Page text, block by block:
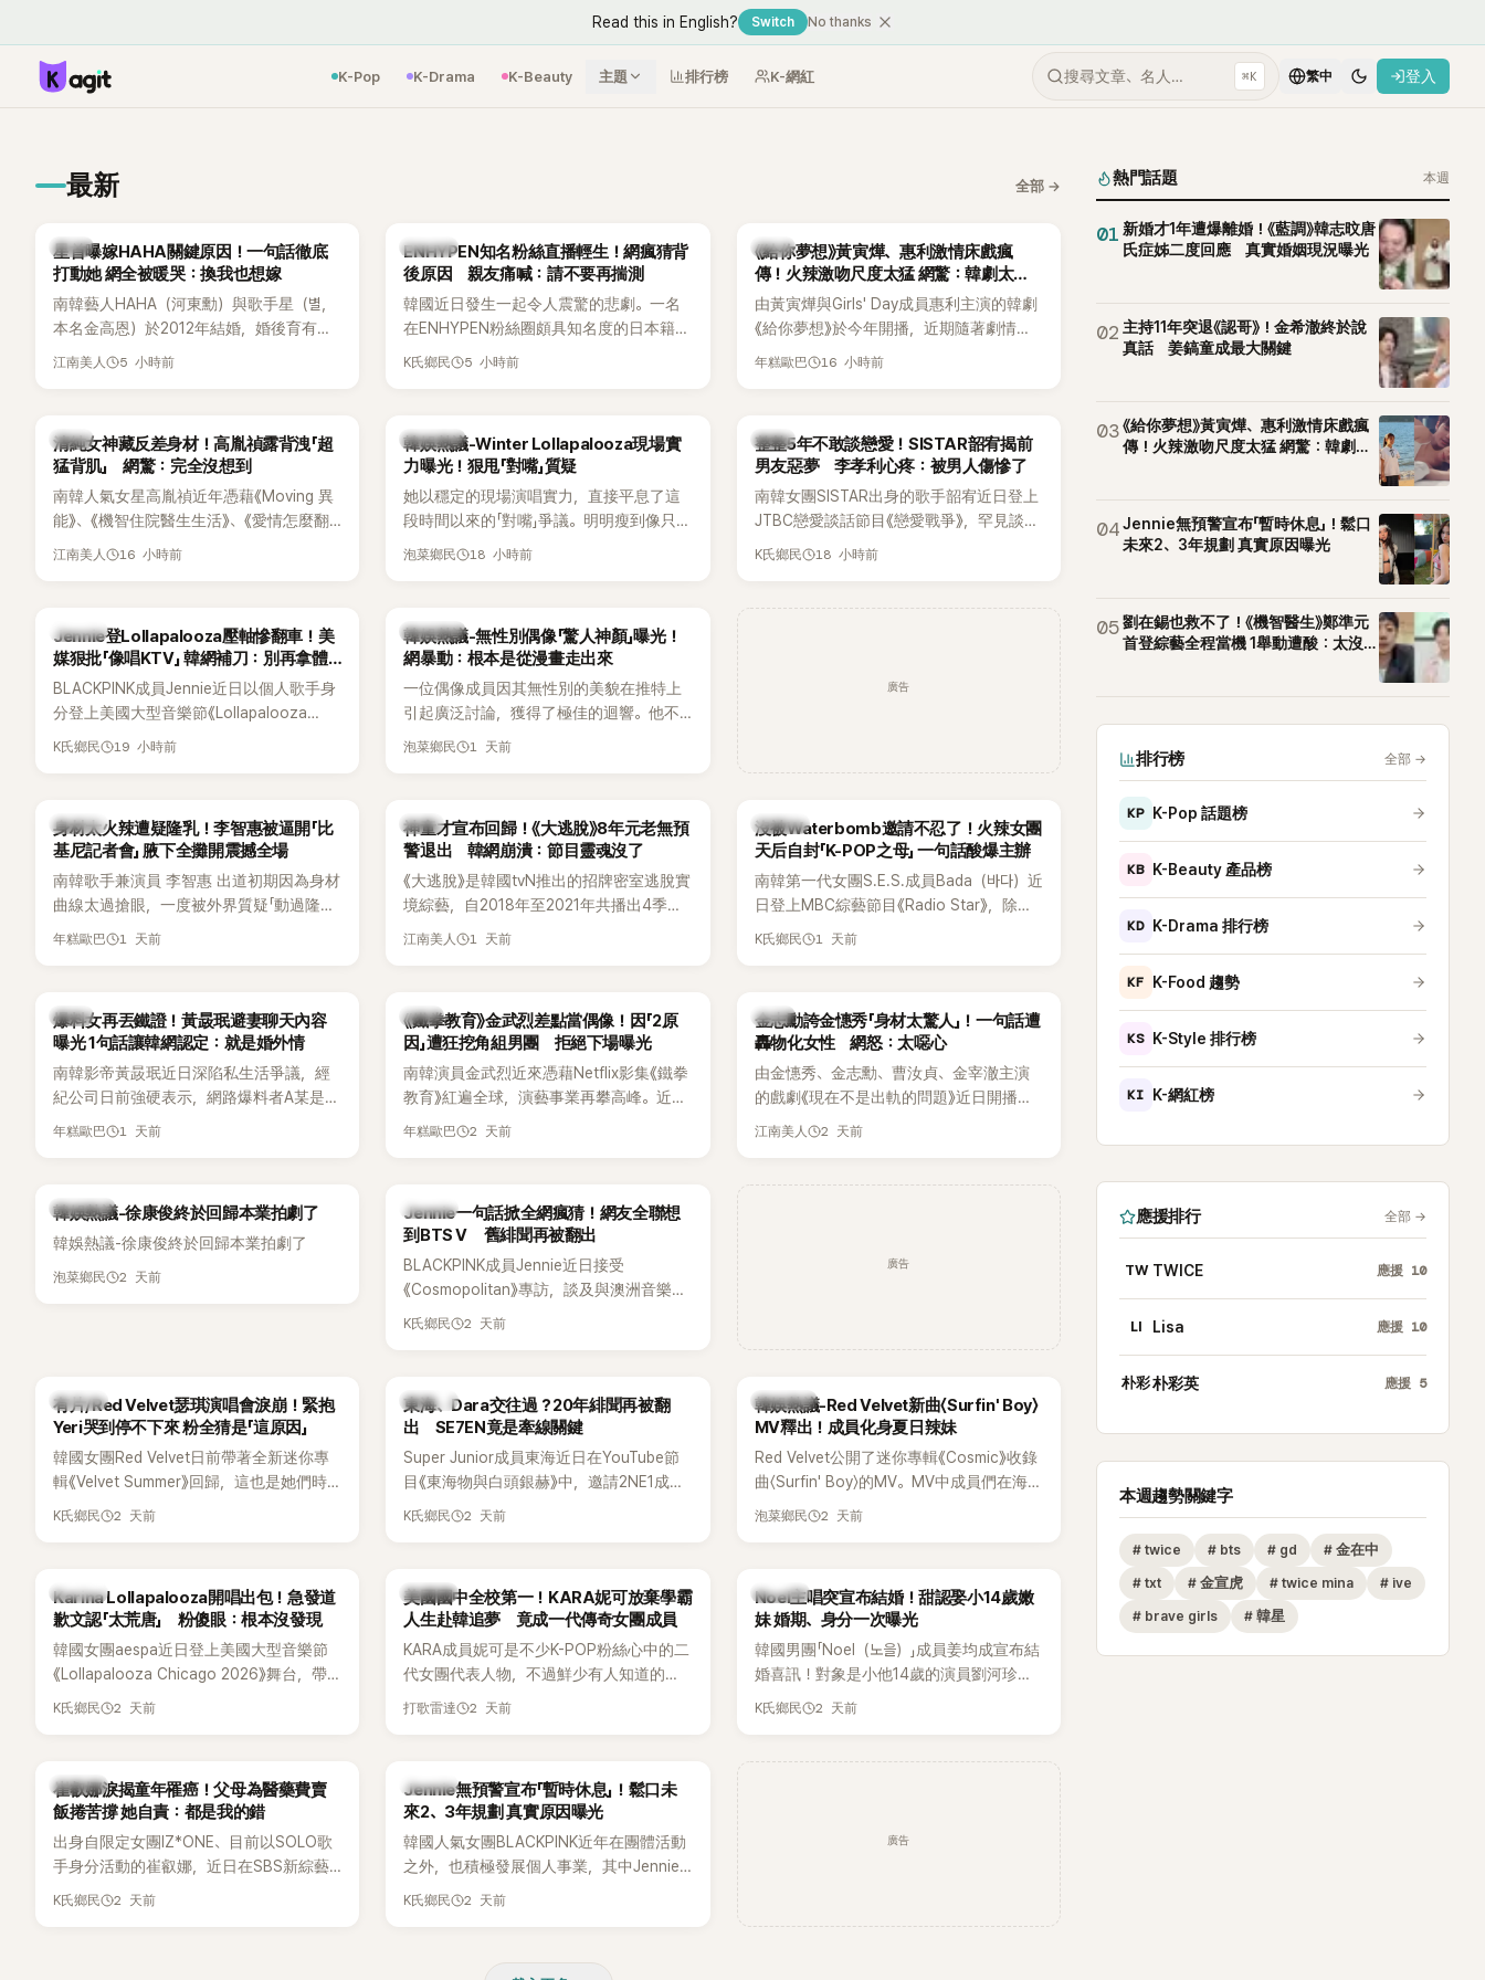
Read this in English? Switch No thanks
K-Pop K-Drama K-Beauty 主題 排行榜 K-網紅 搜尋文章、名人… ⌘K 繁中 登入
最新 全部 →
韓星
星首曝嫁HAHA關鍵原因！一句話徹底
打動她 網全被暖哭：換我也想嫁
南韓藝人HAHA（河東勳）與歌手星（별，
本名金高恩）於2012年結婚，婚後育有兩
子一女，一家五口生活幸福美滿，也是韓
步入婚姻的最大理由。
江南美人 5 小時前
K-POP
ENHYPEN知名粉絲直播輕生！網瘋猜背
後原因 親友痛喊：請不要再揣測
韓國近日發生一起令人震驚的悲劇。一名
在ENHYPEN粉絲圈頗具知名度的日本籍女
粉絲，日前在TikTok直播期間輕生，最終
止揣測，盼逝者安息。
K氏鄉民 5 小時前
韓劇
《給你夢想》黃寅燁、惠利激情床戲瘋
傳！火辣激吻尺度太猛 網驚：韓劇太敢
拍
由黃寅燁與Girls' Day成員惠利主演的韓劇
《給你夢想》於今年開播，近期隨著劇情進
入高潮，男女主角的感情線快速升溫。最
年糕歐巴 16 小時前
韓星
清純女神藏反差身材！高胤禎露背洩「超
猛背肌」 網驚：完全沒想到
南韓人氣女星高胤禎近年憑藉《Moving 異
能》、《機智住院醫生生活》、《愛情怎麼翻
譯？》、《努力克服自卑的我們》等多部熱門
近況照意外掀起熱議，不是因為仙氣十足
的美貌，而是藏在纖細身材下的超狂背肌
與肩膀線條，反差感十足，讓不少網友看
傻直呼：「原來她身材這麼猛！」
江南美人 16 小時前
熱議討論
韓娛熱議-Winter Lollapalooza現場實
力曝光！狠甩「對嘴」質疑
她以穩定的現場演唱實力，直接平息了這
段時間以來的「對嘴」爭議。明明瘦到像只剩
骨頭，怎麼還能唱出這麼驚人的爆發力和
泡菜鄉民 18 小時前
韓星
整整5年不敢談戀愛！SISTAR韶宥揭前
男友惡夢 李孝利心疼：被男人傷慘了
南韓女團SISTAR出身的歌手韶宥近日登上
JTBC戀愛談話節目《戀愛戰爭》，罕見談及
自己的感情生活，不僅坦言已經整整5年沒
K氏鄉民 18 小時前
K-POP
Jennie登Lollapalooza壓軸慘翻車！美
媒狠批「像唱KTV」 韓網補刀：別再拿體
力當藉口
BLACKPINK成員Jennie近日以個人歌手身
分登上美國大型音樂節《Lollapalooza
Chicago》主舞台，不僅成為首位擔任該音
遭部分網友質疑，就連美國當地媒體也毫
不留情給出負評，甚至形容整場演出「就像
一場豪華KTV」。
K氏鄉民 19 小時前
熱議討論
韓娛熱議-無性別偶像「驚人神顏」曝光！
網暴動：根本是從漫畫走出來
一位偶像成員因其無性別的美貌在推特上
引起廣泛討論，獲得了極佳的迴響。他不
僅外型出眾，舞技也備受讚譽。
泡菜鄉民 1 天前
廣告
K-POP
身材太火辣遭疑隆乳！李智惠被逼開「比
基尼記者會」 腋下全攤開震撼全場
南韓歌手兼演員 李智惠 出道初期因為身材
曲線太過搶眼，一度被外界質疑「動過隆乳
手術」，最後甚至被公司安排親上火線，召
口回憶這段「隆乳疑雲黑歷史」，話題再度被
翻出來熱議。 2日播出的 SBS 綜藝節目
《我的經紀人太難搞－秘書鎮》，邀請同時
兼顧工作與育兒的演藝圈代表「媽媽群」
——李智惠、李賢怡、李恩亨，以第13位
合，兩人邊搭車邊聊天，氣氛輕鬆。聊到
最近的新聞，李瑞鎮突然直球發問：「妳不
是上新聞了？說妳去做整形？是人中縮短
手術嗎？」一貫犀利又不留情的問法，讓現
會？」直接點名她當年的風波。李智惠聽了
忍不住笑說：「哥怎麼連這個都知道？」李瑞
鎮則回嘴：「那時候新聞鬧那麼大，不知道
才奇怪吧。」一來一往，氣氛反而更加輕
鬆。 談到當年情況，李智惠終於鬆口坦
言，當時確實被質疑動過隆胸手術。她回
自站出來說清楚。 李智惠進一步解釋，當
時隆胸手術幾乎只有「腋下切開」一種方式，
脆把腋下給大家看，證明我根本沒動過。」
一句話說完，全場瞬間炸鍋，來賓又驚又
笑。 事實上，早在 2006 年，李智惠就為
了證明自己沒有「隆乳」，真的召開了一場泳
排攝影機前，面對媒體擺出各種姿勢，畫
面至今仍被網友津津樂道。 這段為平息爭
度被提起，節目現場立刻充滿驚呼聲與笑
聲，也再次讓人見識到她面對流言時「豁出
去」的直率性格。其實她過去也曾在 SBS
節目《脫掉鞋子恢單4Men》 中，親自公開
年糕歐巴 1 天前
韓星
神童才宣布回歸！《大逃脫》8年元老無預
警退出 韓網崩潰：節目靈魂沒了
《大逃脫》是韓國tvN推出的招牌密室逃脫實
境綜藝，自2018年至2021年共播出4季，
由鄭鍾淵PD打造完整的「大逃脫宇宙
江南美人 1 天前
K-POP
沒被Waterbomb邀請不忍了！火辣女團
天后自封「K-POP之母」 一句話酸爆主辦
南韓第一代女團S.E.S.成員Bada（바다）近
日登上MBC綜藝節目《Radio Star》，除了
分享近況，還罕見公開向夏季音樂節
根本只是懂了皮毛。」一番話笑翻全場，也
引發網友熱議。
K氏鄉民 1 天前
韓星
爆料女再丟鐵證！黃晸珉避妻聊天內容
曝光 1句話讓韓網認定：就是婚外情
南韓影帝黃晸珉近日深陷私生活爭議，經
紀公司日前強硬表示，網路爆料者A某是涉
嫌長期跟蹤黃晸珉的嫌疑人，已採取法律
「雙向互動」，並非外界所稱的單方面騷擾。
年糕歐巴 1 天前
韓星
《鐵拳教育》金武烈差點當偶像！因「2原
因」遭狂挖角組男團 拒絕下場曝光
南韓演員金武烈近來憑藉Netflix影集《鐵拳
教育》紅遍全球，演藝事業再攀高峰。近日
被爆出一段鮮為人知的出道祕辛，原來他
年糕歐巴 2 天前
韓星
金志勳誇金憓秀「身材太驚人」！一句話遭
轟物化女性 網怒：太噁心
由金憓秀、金志勳、曹汝貞、金宰澈主演
的戲劇《現在不是出軌的問題》近日開播，
為宣傳新作品，四位主演一同出演
江南美人 2 天前
熱議討論
韓娛熱議-徐康俊終於回歸本業拍劇了
韓娛熱議-徐康俊終於回歸本業拍劇了
泡菜鄉民 2 天前
K-POP
Jennie一句話掀全網瘋猜！網友全聯想
到BTS V 舊緋聞再被翻出
BLACKPINK成員Jennie近日接受
《Cosmopolitan》專訪，談及與澳洲音樂人
Tame Impala合作推出〈Dracula（JENNIE
K氏鄉民 2 天前
廣告
K-POP
有片/Red Velvet瑟琪演唱會淚崩！緊抱
Yeri哭到停不下來 粉全猜是「這原因」
韓國女團Red Velvet日前帶著全新迷你專
輯《Velvet Summer》回歸，這也是她們時
隔2年再度推出新作品。為慶祝出道12週
度落淚，令人相當心疼。
K氏鄉民 2 天前
K-POP
東海、Dara交往過？20年緋聞再被翻
出 SE7EN竟是牽線關鍵
Super Junior成員東海近日在YouTube節
目《東海物與白頭銀赫》中，邀請2NE1成員
Dara擔任嘉賓。兩人不僅回憶出道前的青
K氏鄉民 2 天前
熱議討論
韓娛熱議-Red Velvet新曲〈Surfin' Boy〉
MV釋出！成員化身夏日辣妹
Red Velvet公開了迷你專輯《Cosmic》收錄
曲〈Surfin' Boy〉的MV。MV中成員們在海邊
享受夏日，展現了清爽活潑的魅力。
泡菜鄉民 2 天前
K-POP
Karina Lollapalooza開唱出包！急發道
歉文認「太荒唐」 粉傻眼：根本沒發現
韓國女團aespa近日登上美國大型音樂節
《Lollapalooza Chicago 2026》舞台，帶
來多首代表作與新歌演出，現場氣氛嗨
K氏鄉民 2 天前
K-POP
美國國中全校第一！KARA妮可放棄學霸
人生赴韓追夢 竟成一代傳奇女團成員
KARA成員妮可是不少K-POP粉絲心中的二
代女團代表人物，不過鮮少有人知道的
是，她其實不只是舞台上的人氣偶像，更
友熱議。
打歌雷達 2 天前
K-POP
Noel主唱突宣布結婚！甜認娶小14歲嫩
妹 婚期、身分一次曝光
韓國男團「Noel（노을）」成員姜均成宣布結
婚喜訊！對象是小他14歲的演員劉河珍
（유하진 音譯），兩人將於10月30日在首
K氏鄉民 2 天前
K-POP
崔叡娜淚揭童年罹癌！父母為醫藥費賣
飯捲苦撐 她自責：都是我的錯
出身自限定女團IZ*ONE、目前以SOLO歌
手身分活動的崔叡娜，近日在SBS新綜藝
《我的餘生戀愛》（내 남은 연애）中，首度談
K氏鄉民 2 天前
K-POP
Jennie無預警宣布「暫時休息」！鬆口未
來2、3年規劃 真實原因曝光
韓國人氣女團BLACKPINK近年在團體活動
之外，也積極發展個人事業，其中Jennie
即將推出全新個人專輯，近期更陸續在演
K氏鄉民 2 天前
廣告
熱門話題 本週
01 新婚才1年遭爆離婚！《藍調》韓志旼唐
氏症姊二度回應 真實婚姻現況曝光
02 主持11年突退《認哥》！金希澈終於說
真話 姜鎬童成最大關鍵
03《給你夢想》黃寅燁、惠利激情床戲瘋
傳！火辣激吻尺度太猛 網驚：韓劇太
04Jennie無預警宣布「暫時休息」！鬆口
未來2、3年規劃 真實原因曝光
05劉在錫也救不了！《機智醫生》鄭準元
首登綜藝全程當機 1舉動遭酸：太沒誠
排行榜 全部 →
KP K-Pop 話題榜
KB K-Beauty 產品榜
KD K-Drama 排行榜
KF K-Food 趨勢
KS K-Style 排行榜
KI K-網紅榜
應援排行 全部 →
TW TWICE 應援 10
LI Lisa 應援 10
朴彩朴彩英 應援 5
本週趨勢關鍵字
# twice # bts # gd # 金在中
# txt # 金宣虎 # twice mina # ive
# brave girls # 韓星